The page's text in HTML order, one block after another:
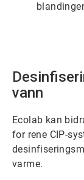
vann
Ecolab kan
for rene CIP-
varme.